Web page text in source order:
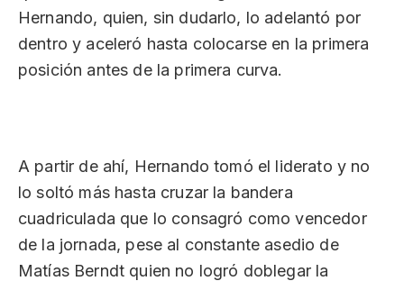
Hernando, quien, sin dudarlo, lo adelantó por
dentro y aceleró hasta colocarse en la primera
posición antes de la primera curva.
A partir de ahí, Hernando tomó el liderato y no
lo soltó más hasta cruzar la bandera
cuadriculada que lo consagró como vencedor
de la jornada, pese al constante asedio de
Matías Berndt quien no logró doblegar la